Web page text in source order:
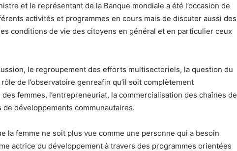
et le représentant de la Banque mondiale a été l’occasion de
activités et programmes en cours mais de discuter aussi des
conditions de vie des citoyens en général et en particulier ceux
le regroupement des efforts multisectoriels, la question du
de l’observatoire genreafin qu’il soit complètement
femmes, l’entrepreneuriat, la commercialisation des chaînes de
développements communautaires.
la femme ne soit plus vue comme une personne qui a besoin
actrice du développement à travers des programmes orientées